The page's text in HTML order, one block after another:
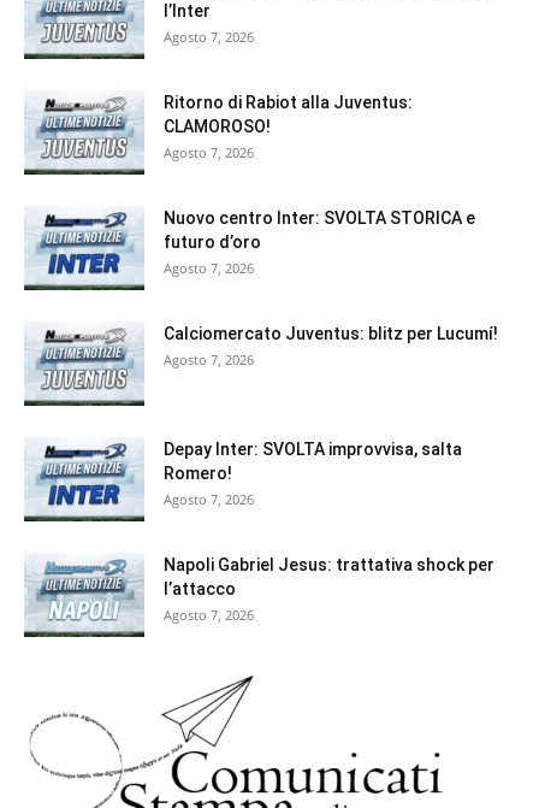
l’Inter
Agosto 7, 2026
Ritorno di Rabiot alla Juventus:
CLAMOROSO!
Agosto 7, 2026
Nuovo centro Inter: SVOLTA STORICA e
futuro d’oro
Agosto 7, 2026
Calciomercato Juventus: blitz per Lucumí!
Agosto 7, 2026
Depay Inter: SVOLTA improvvisa, salta
Romero!
Agosto 7, 2026
Napoli Gabriel Jesus: trattativa shock per
l’attacco
Agosto 7, 2026